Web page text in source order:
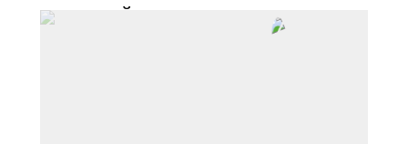
для стайлинга искать